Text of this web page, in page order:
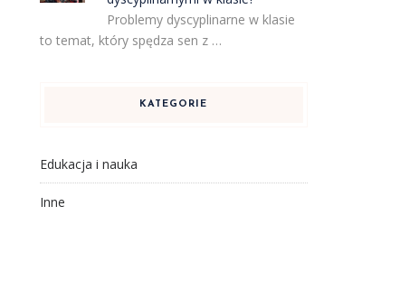
Problemy dyscyplinarne w klasie
to temat, który spędza sen z …
KATEGORIE
Edukacja i nauka
Inne